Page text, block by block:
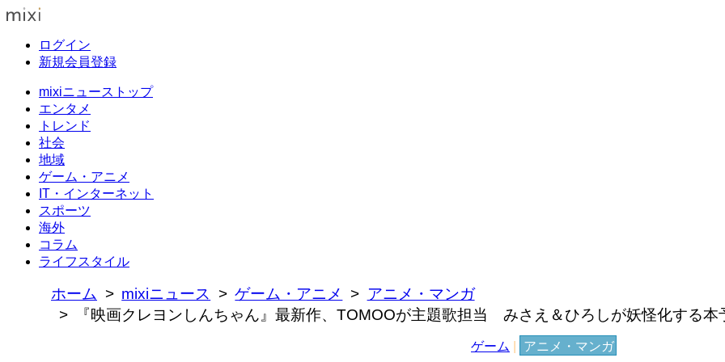
ログイン
新規会員登録
mixiニューストップ
エンタメ
トレンド
社会
地域
ゲーム・アニメ
IT・インターネット
スポーツ
海外
コラム
ライフスタイル
ホーム mixiニュース ゲーム・アニメ
アニメ・マンガ
『映画クレヨンしんちゃん』最新作、TOMOOが主題歌担当 みさえ＆ひろしが妖怪化する本
ゲーム アニメ・マンガ